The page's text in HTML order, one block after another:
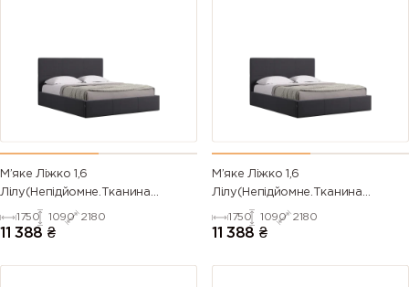
М’яке Ліжко 1,6
Лілу(Непідйомне.Тканина
TIFFANY,під замовлення)
1750 1090 2180
11 388 ₴
М’яке Ліжко 1,6
Лілу(Непідйомне.Тканина
FLOW,під замовлення)
1750 1090 2180
11 388 ₴